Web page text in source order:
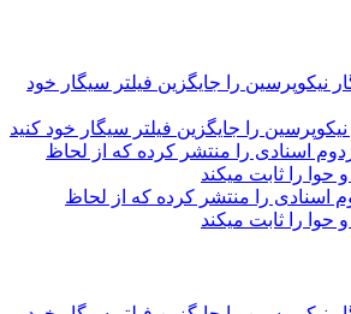
را جایگزین فیلتر سیگار خود کنید
اسنادی را منتشر کرده که از لحاظ
حوا را ثابت میکند